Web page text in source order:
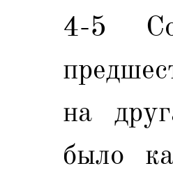
4-5
на
было